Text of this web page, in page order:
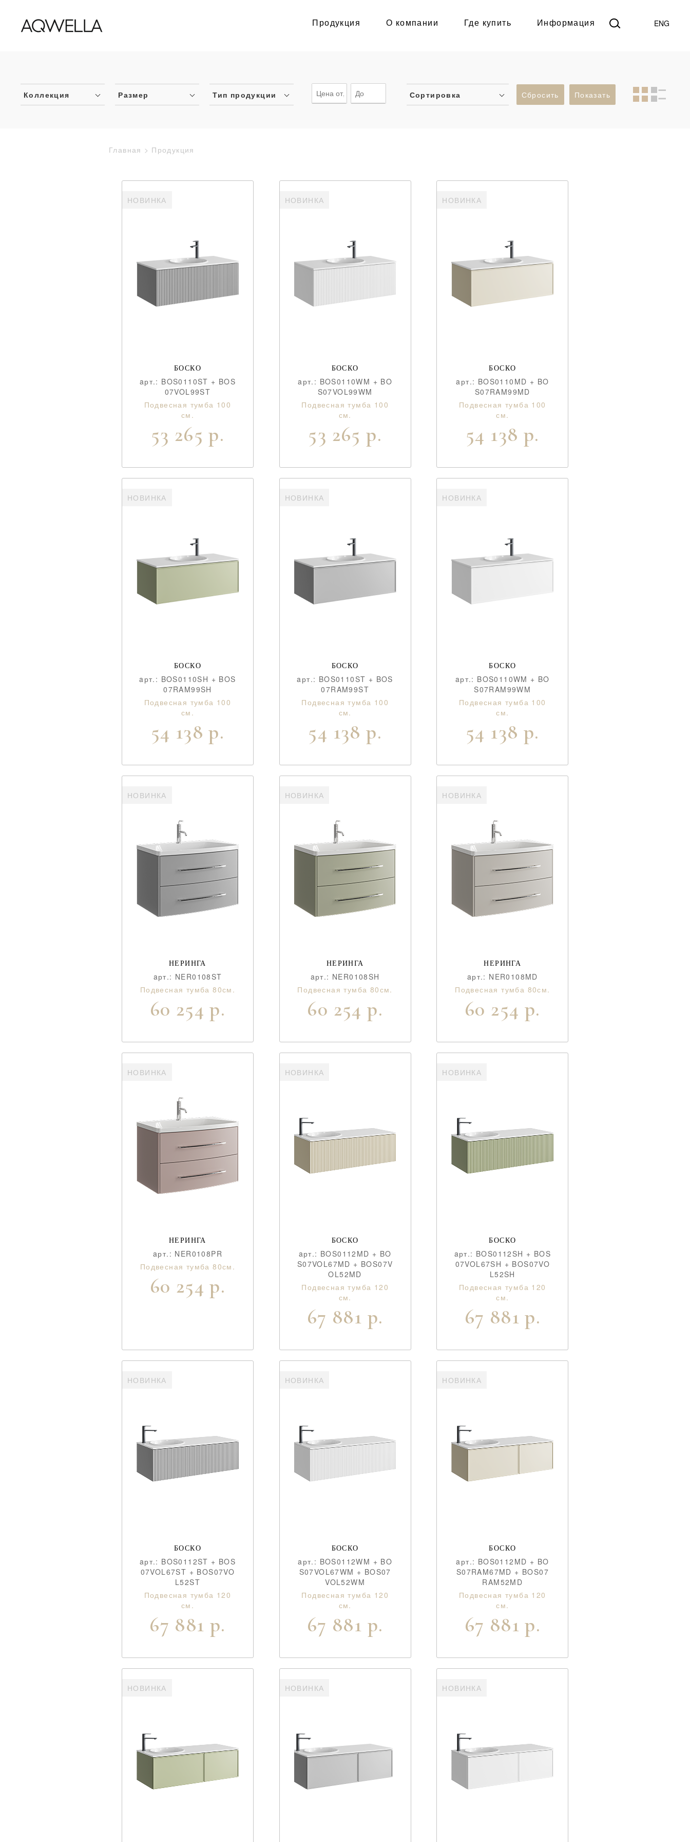
Продукция О компании Где купить Информация ENG
Коллекция Размер Тип продукции Сортировка Сбросить Показать
Главная Продукция
НОВИНКА
БОСКО
aрт.: BOS0110ST + BOS
07VOL99ST
Подвесная тумба 100
см.
53 265 р.
НОВИНКА
БОСКО
aрт.: BOS0110WM + BO
S07VOL99WM
Подвесная тумба 100
см.
53 265 р.
НОВИНКА
БОСКО
aрт.: BOS0110MD + BO
S07RAM99MD
Подвесная тумба 100
см.
54 138 р.
НОВИНКА
БОСКО
aрт.: BOS0110SH + BOS
07RAM99SH
Подвесная тумба 100
см.
54 138 р.
НОВИНКА
БОСКО
aрт.: BOS0110ST + BOS
07RAM99ST
Подвесная тумба 100
см.
54 138 р.
НОВИНКА
БОСКО
aрт.: BOS0110WM + BO
S07RAM99WM
Подвесная тумба 100
см.
54 138 р.
НОВИНКА
НЕРИНГА
aрт.: NER0108ST
Подвесная тумба 80см.
60 254 р.
НОВИНКА
НЕРИНГА
aрт.: NER0108SH
Подвесная тумба 80см.
60 254 р.
НОВИНКА
НЕРИНГА
aрт.: NER0108MD
Подвесная тумба 80см.
60 254 р.
НОВИНКА
НЕРИНГА
aрт.: NER0108PR
Подвесная тумба 80см.
60 254 р.
НОВИНКА
БОСКО
aрт.: BOS0112MD + BO
S07VOL67MD + BOS07V
OL52MD
Подвесная тумба 120
см.
67 881 р.
НОВИНКА
БОСКО
aрт.: BOS0112SH + BOS
07VOL67SH + BOS07VO
L52SH
Подвесная тумба 120
см.
67 881 р.
НОВИНКА
БОСКО
aрт.: BOS0112ST + BOS
07VOL67ST + BOS07VO
L52ST
Подвесная тумба 120
см.
67 881 р.
НОВИНКА
БОСКО
aрт.: BOS0112WM + BO
S07VOL67WM + BOS07
VOL52WM
Подвесная тумба 120
см.
67 881 р.
НОВИНКА
БОСКО
aрт.: BOS0112MD + BO
S07RAM67MD + BOS07
RAM52MD
Подвесная тумба 120
см.
67 881 р.
НОВИНКА НОВИНКА НОВИНКА